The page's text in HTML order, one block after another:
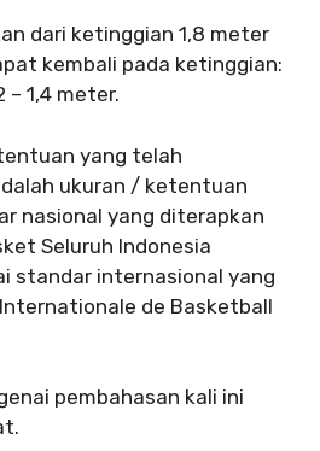
dari ketinggian 1,8 meter
kembali pada ketinggian:
– 1,4 meter.
yang telah
ukuran / ketentuan
nasional yang diterapkan
Seluruh Indonesia
standar internasional yang
de Basketball
pembahasan kali ini